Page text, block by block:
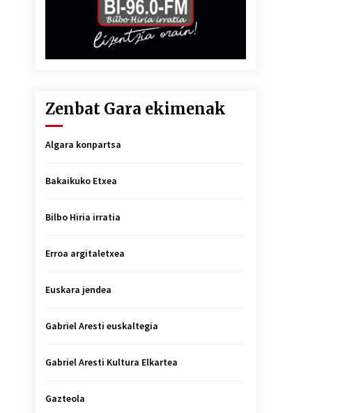
Zenbat Gara ekimenak
Algara konpartsa
Bakaikuko Etxea
Bilbo Hiria irratia
Erroa argitaletxea
Euskara jendea
Gabriel Aresti euskaltegia
Gabriel Aresti Kultura Elkartea
Gazteola